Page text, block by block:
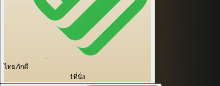
ไทยภักดี
1ที่นั่ง